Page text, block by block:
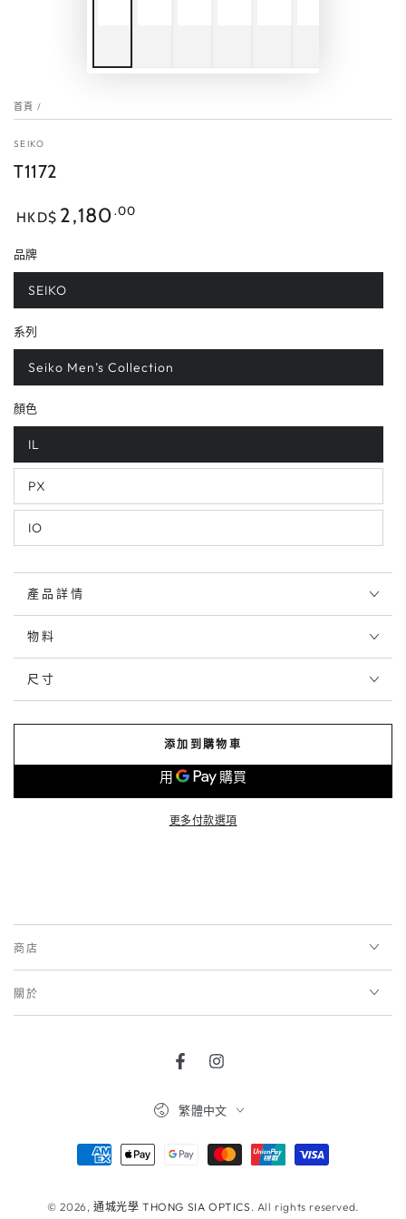
首頁 /
SEIKO
T1172
正
價
HKD$ 2,180.00
品牌
SEIKO
系列
Seiko Men’s Collection
顏色
IL
PX
IO
產品詳情
物料
尺寸
添加到購物車
更多付款選項
商店
關於
FacebookInstagram
© 2026, 通城光學 THONG SIA OPTICS . All rights reserved.
言
繁體中文